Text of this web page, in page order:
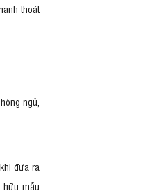
thoát
ngủ,
đưa ra
hữu mẫu